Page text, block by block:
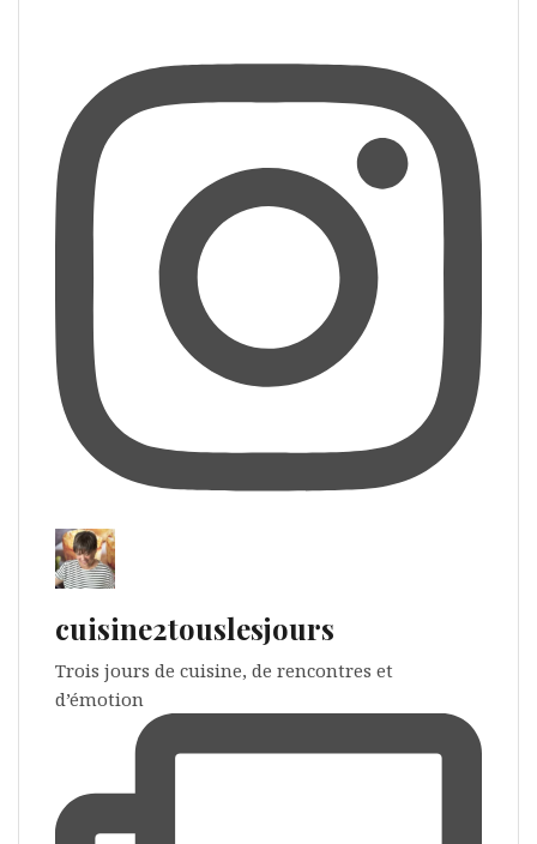
cuisine2touslesjours
Trois jours de cuisine, de rencontres et
d’émotion